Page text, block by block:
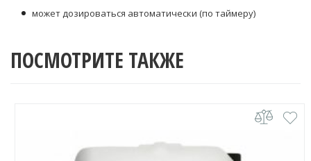
может дозироваться автоматически (по таймеру)
ПОСМОТРИТЕ ТАКЖЕ